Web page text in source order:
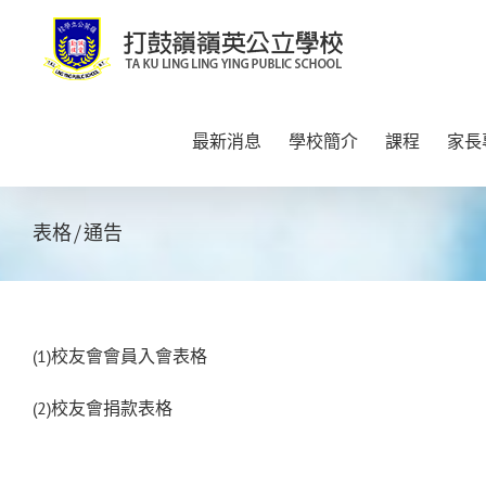
content
最新消息 學校簡介 課程 家
表格/通告
(1)校友會會員入會表格
(2)校友會捐款表格